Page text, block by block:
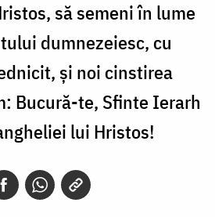
să semeni în lume
dumnezeiesc, cu
şi noi cinstirea
Bucură-te, Sfinte Ierarh
lui Hristos!